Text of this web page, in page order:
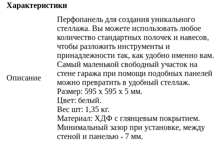
Характеристики
Описание
Перфопанель для создания уникального
стеллажа. Вы можете использовать любое
количество стандартных полочек и навесов,
чтобы разложить инструменты и
принадлежности так, как удобно именно вам.
Самый маленькой свободный участок на
стене гаража при помощи подобных панелей
можно превратить в удобный стеллаж.
Размер: 595 х 595 х 5 мм.
Цвет: белый.
Вес шт: 1,35 кг.
Материал: ХДФ с глянцевым покрытием.
Минимальный зазор при установке, между
стеной и панелью - 7 мм.